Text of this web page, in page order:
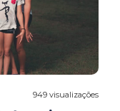
949 visualizações